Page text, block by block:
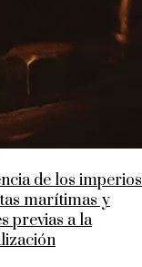
de los imperios
marítimas y
previas a la